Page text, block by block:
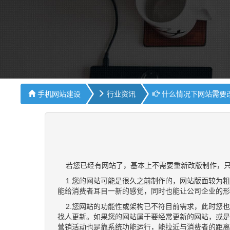
手机网站建设 行业资讯 什么情况下网站需要
若您已经有网站了，基本上不需要重新改版制作，
1.您的网站可能是很久之前制作的，网站版面较为
能给消费者耳目一新的感觉，同时也能让公司企业的
2.您网站的功能性或架构已不符目前需求，此时您
找人更新。如果您的网站属于要经常更新的网站，或
营销活动也是靠系统功能运行，能拉近与消费者的距